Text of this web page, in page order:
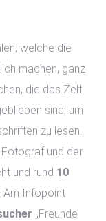
welche die
machen, ganz
die das Zelt
sind, um
zu lesen.
und der
und rund 10
Am Infopoint
„Freunde